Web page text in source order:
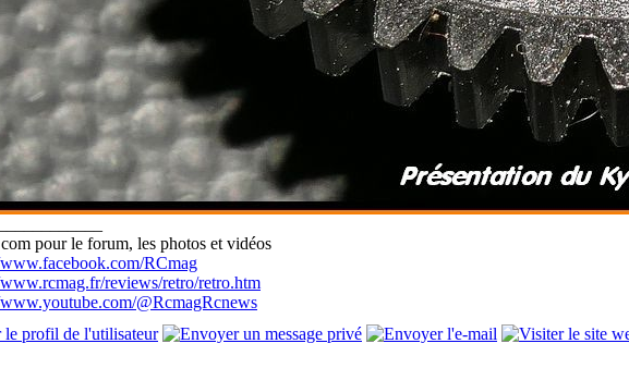
pour le forum, les photos et vidéos
RCmag
reviews/retro/retro.htm
@RcmagRcnews